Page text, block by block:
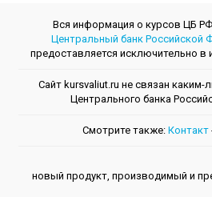
Вся информация о курсов ЦБ
Центральный банк Российской
предоставляется исключительно в
Сайт kursvaliut.ru не связан каким-
Центрального банкa
Смотрите также: Контакт
новый продукт, производимый и